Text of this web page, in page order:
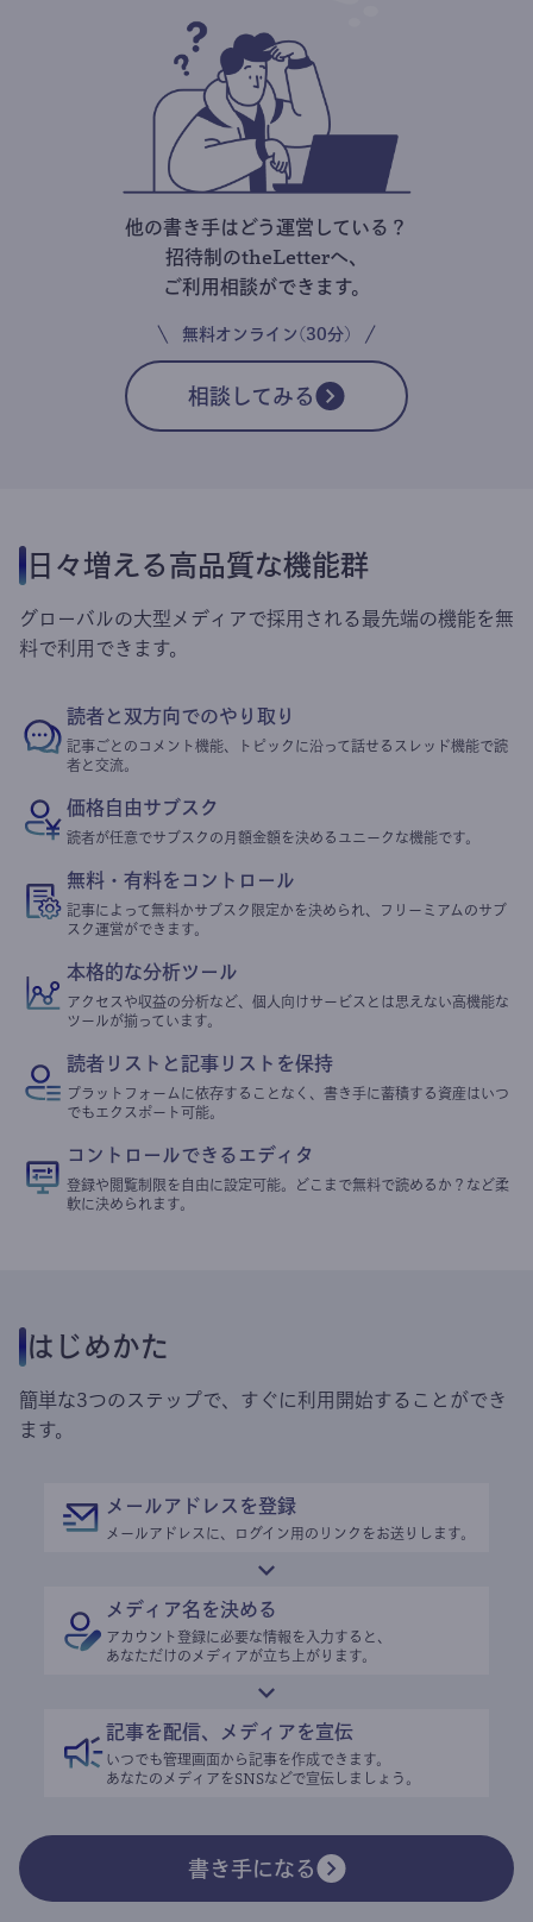
他の書き手はどう運営している？
招待制のtheLetterへ、
ご利用相談ができます。
無料オンライン(30分)
相談してみる
日々増える高品質な機能群
グローバルの大型メディアで採用される最先端の機能を無
料で利用できます。
読者と双方向でのやり取り
記事ごとのコメント機能、トピックに沿って話せるスレッド機能で読
者と交流。
価格自由サブスク
読者が任意でサブスクの月額金額を決めるユニークな機能です。
無料・有料をコントロール
記事によって無料かサブスク限定かを決められ、フリーミアムのサブ
スク運営ができます。
本格的な分析ツール
アクセスや収益の分析など、個人向けサービスとは思えない高機能な
ツールが揃っています。
読者リストと記事リストを保持
プラットフォームに依存することなく、書き手に蓄積する資産はいつ
でもエクスポート可能。
コントロールできるエディタ
登録や閲覧制限を自由に設定可能。どこまで無料で読めるか？など柔
軟に決められます。
はじめかた
簡単な3つのステップで、すぐに利用開始することができ
ます。
メールアドレスを登録
メールアドレスに、ログイン用のリンクをお送りします。
メディア名を決める
アカウント登録に必要な情報を入力すると、
あなただけのメディアが立ち上がります。
記事を配信、メディアを宣伝
いつでも管理画面から記事を作成できます。
あなたのメディアをSNSなどで宣伝しましょう。
書き手になる